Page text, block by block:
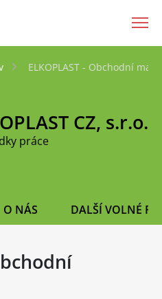
ELKOPLAST - Obchodní
CZ, s.r.o.
práce
O NÁS DALŠÍ VOLNÉ